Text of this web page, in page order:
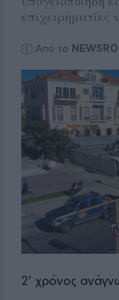
Από το
2' χρόνος